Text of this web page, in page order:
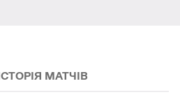
ІСТОРІЯ МАТЧІВ